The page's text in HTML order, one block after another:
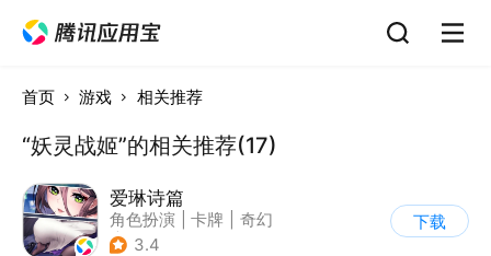
首页 游戏 相关推荐
“妖灵战姬”的相关推荐(17)
爱琳诗篇
角色扮演 卡牌
奇幻
| 美少女
3.4
下载